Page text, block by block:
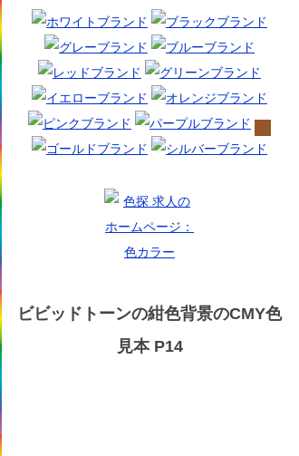
ビビッドトーンの紺色背景のCMY色
見本 P14